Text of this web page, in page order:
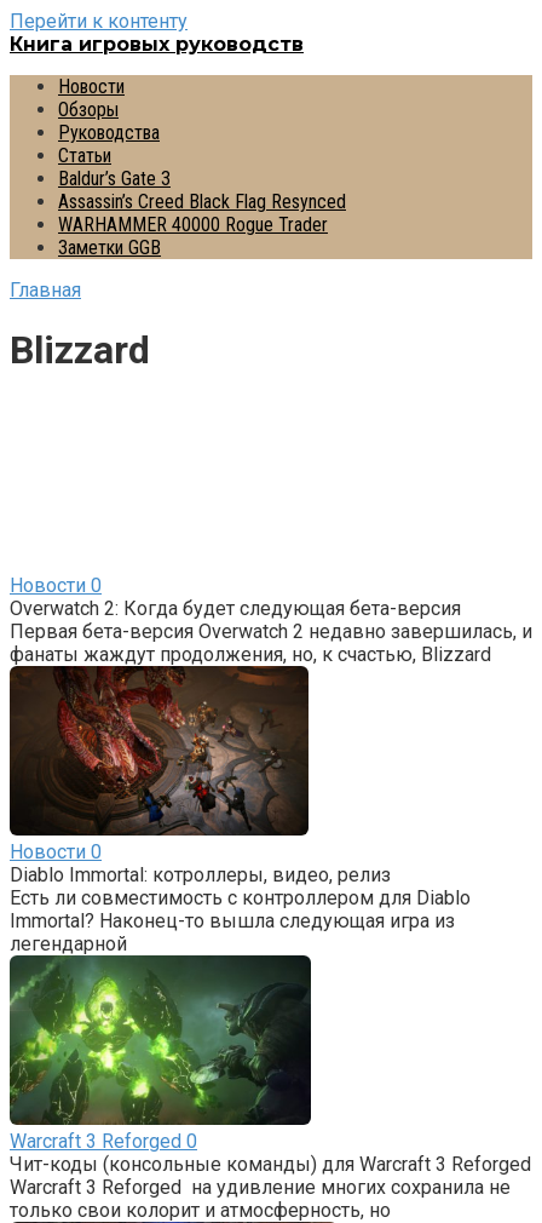
Перейти к контенту
Книга игровых руководств
Новости
Обзоры
Руководства
Статьи
Baldur’s Gate 3
Assassin’s Creed Black Flag Resynced
WARHAMMER 40000 Rogue Trader
Заметки GGB
Главная
Blizzard
Новости 0
Overwatch 2: Когда будет следующая бета-версия
Первая бета-версия Overwatch 2 недавно завершилась, и
фанаты жаждут продолжения, но, к счастью, Blizzard
Новости 0
Diablo Immortal: котроллеры, видео, релиз
Есть ли совместимость с контроллером для Diablo
Immortal? Наконец-то вышла следующая игра из
легендарной
Warcraft 3 Reforged 0
Чит-коды (консольные команды) для Warcraft 3 Reforged
Warcraft 3 Reforged на удивление многих сохранила не
только свои колорит и атмосферность, но